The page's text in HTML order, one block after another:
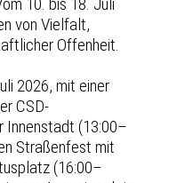
von Vielfalt,
Offenheit.
2026, mit einer
CSD-
Innenstadt (13:00–
Straßenfest mit
(16:00–